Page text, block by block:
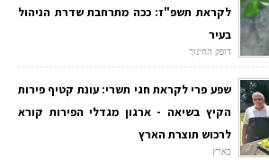
לקראת תשפ"ז: ככה מתרחבת שדרת הניהול
בעיר
דופק החינוך
שפע פרי לקראת חגי תשרי: עונת קטיף פירות
הקיץ בשיאה - ארגון מגדלי הפירות קורא
לרכוש תוצרת הארץ
בארץ